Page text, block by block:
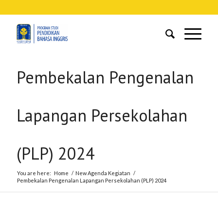
Pembekalan Pengenalan
Lapangan Persekolahan
(PLP) 2024
You are here: Home / New Agenda Kegiatan /
Pembekalan Pengenalan Lapangan Persekolahan (PLP) 2024